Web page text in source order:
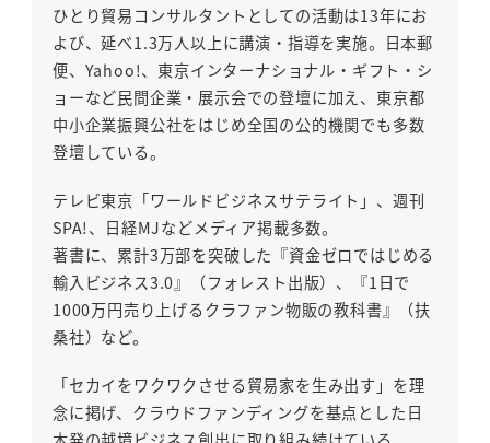
ひとり貿易コンサルタントとしての活動は13年にお
よび、延べ1.3万人以上に講演・指導を実施。日本郵
便、Yahoo!、東京インターナショナル・ギフト・シ
ョーなど民間企業・展示会での登壇に加え、東京都
中小企業振興公社をはじめ全国の公的機関でも多数
登壇している。
テレビ東京「ワールドビジネスサテライト」、週刊
SPA!、日経MJなどメディア掲載多数。
著書に、累計3万部を突破した『資金ゼロではじめる
輸入ビジネス3.0』（フォレスト出版）、『1日で
1000万円売り上げるクラファン物販の教科書』（扶
桑社）など。
「セカイをワクワクさせる貿易家を生み出す」を理
念に掲げ、クラウドファンディングを基点とした日